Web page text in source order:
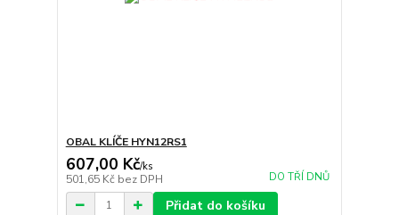
OBAL KLÍČE HYN12RS1
607,00 Kč/ks
501,65 Kč bez DPH DO TŘÍ DNŮ
Přidat do košíku